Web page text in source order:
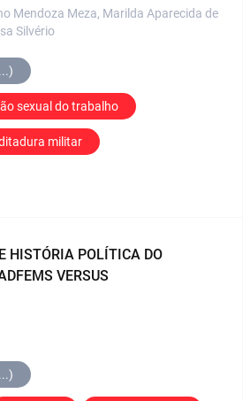
Mendoza Meza, Marilda Aparecida de
Silvério
sexual do trabalho
militar
HISTÓRIA POLÍTICA DO
VERSUS